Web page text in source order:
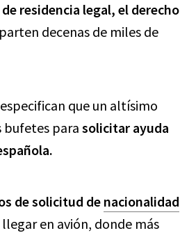
residencia legal, el derecho
decenas de miles de
que un altísimo
bufetes para solicitar ayuda
de solicitud de nacionalidad
en avión, donde más